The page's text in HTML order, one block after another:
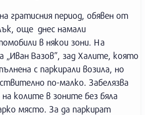
гратисния период, обявен от
още днес намали
в някои зони. На
„Иван Вазов”, зад Халите, която
с паркирали возила, но
по-малко. Забелязва
на колите в зоните без бяла
място. За да паркират